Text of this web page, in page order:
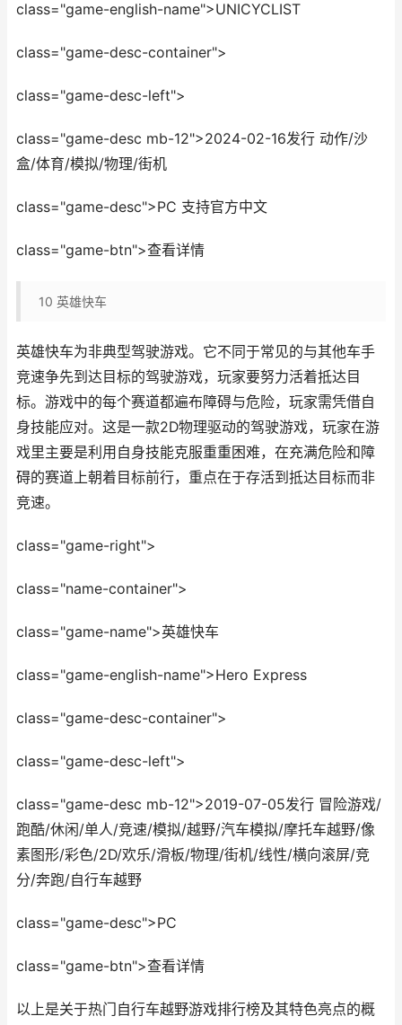
class="game-english-name">UNICYCLIST
class="game-desc-container">
class="game-desc-left">
class="game-desc mb-12">2024-02-16发行 动作/沙
盒/体育/模拟/物理/街机
class="game-desc">PC 支持官方中文
class="game-btn">查看详情
10 英雄快车
英雄快车为非典型驾驶游戏。它不同于常见的与其他车手
竞速争先到达目标的驾驶游戏，玩家要努力活着抵达目
标。游戏中的每个赛道都遍布障碍与危险，玩家需凭借自
身技能应对。这是一款2D物理驱动的驾驶游戏，玩家在游
戏里主要是利用自身技能克服重重困难，在充满危险和障
碍的赛道上朝着目标前行，重点在于存活到抵达目标而非
竞速。
class="game-right">
class="name-container">
class="game-name">英雄快车
class="game-english-name">Hero Express
class="game-desc-container">
class="game-desc-left">
class="game-desc mb-12">2019-07-05发行 冒险游戏/
跑酷/休闲/单人/竞速/模拟/越野/汽车模拟/摩托车越野/像
素图形/彩色/2D/欢乐/滑板/物理/街机/线性/横向滚屏/竞
分/奔跑/自行车越野
class="game-desc">PC
class="game-btn">查看详情
以上是关于热门自行车越野游戏排行榜及其特色亮点的概